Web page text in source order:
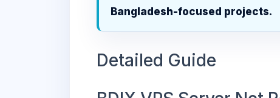
Bangladesh-focused projects.
Detailed Guide